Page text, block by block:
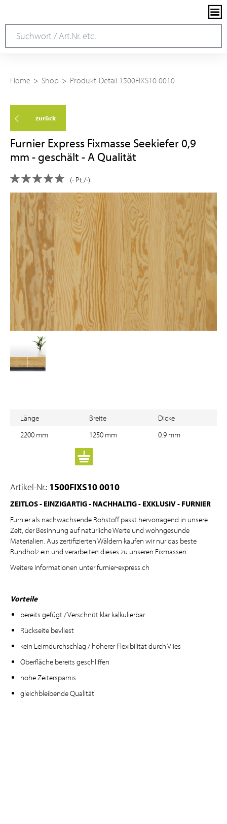
Home Shop Produkt-Detail 1500FIXS10 0010
zurück
Furnier Express Fixmasse Seekiefer 0,9
mm - geschält - A Qualität
(- Pt./-)
Länge Breite
Dicke
2200 mm
1250 mm 0.9 mm
Artikel-Nr.: 1500FIXS10 0010
ZEITLOS - EINZIGARTIG - NACHHALTIG - EXKLUSIV - FURNIER
Furnier als nachwachsende Rohstoff passt hervorragend in unsere
Zeit, der Besinnung auf natürliche Werte und wohngesunde
Materialien. Aus zertifizierten Wäldern kaufen wir nur das beste
Rundholz ein und verarbeiten dieses zu unseren Fixmassen.
Weitere Informationen unter furnier-express.ch
Vorteile
bereits gefügt / Verschnitt klar kalkulierbar
Rückseite bevliest
kein Leimdurchschlag / höherer Flexibilität durch Vlies
Oberfläche bereits geschliffen
hohe Zeitersparnis
gleichbleibende Qualität